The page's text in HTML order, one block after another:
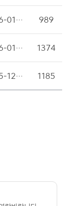
2026-01-26 989
2026-01-08 1374
2025-12-22 1185